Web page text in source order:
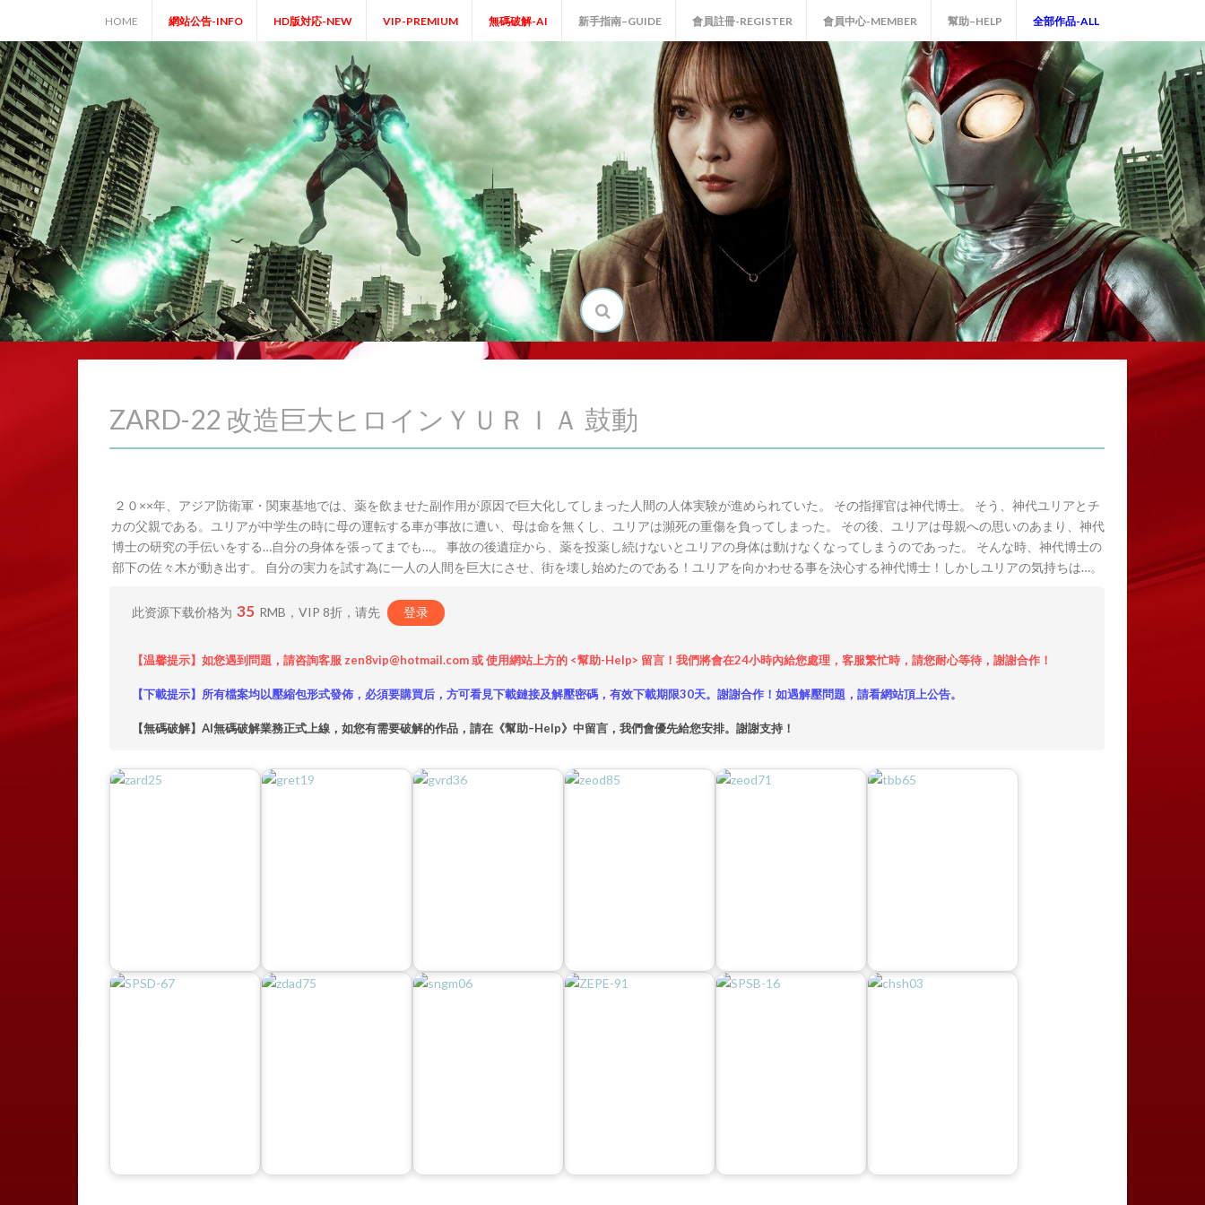
content
HOME 網站公告-INFO HD版対応-NEW VIP-PREMIUM 無碼破解-AI 新手指南–GUIDE 會員註冊-REGISTER 會員中心-MEMBER 幫助–HELP 全部作品-ALL
ZARD-22 改造巨大ヒロインＹＵＲＩＡ 鼓動
２０××年、アジア防衛軍・関東基地では、薬を飲ませた副作用が原因で巨大化してしまった人間の人体実験が進められていた。 その指揮官は神代博士。 そう、神代ユリアとチ
カの父親である。ユリアが中学生の時に母の運転する車が事故に遭い、母は命を無くし、ユリアは瀕死の重傷を負ってしまった。 その後、ユリアは母親への思いのあまり、神代
博士の研究の手伝いをする…自分の身体を張ってまでも…。 事故の後遺症から、薬を投薬し続けないとユリアの身体は動けなくなってしまうのであった。 そんな時、神代博士の
部下の佐々木が動き出す。 自分の実力を試す為に一人の人間を巨大にさせ、街を壊し始めたのである！ユリアを向かわせる事を決心する神代博士！しかしユリアの気持ちは…。
此资源下载价格为 35 RMB，VIP 8折，请先 登录
【温馨提示】如您遇到問題，請咨詢客服 zen8vip@hotmail.com 或 使用網站上方的 <幫助-Help> 留言！我們將會在24小時內給您處理，客服繁忙時，請您耐心等待，謝謝合作！
【下載提示】所有檔案均以壓縮包形式發佈，必須要購買后，方可看見下載鏈接及解壓密碼，有效下載期限30天。謝謝合作！如遇解壓問題，請看網站頂上公告。
【無碼破解】AI無碼破解業務正式上線，如您有需要破解的作品，請在《幫助–Help》中留言，我們會優先給您安排。謝謝支持！